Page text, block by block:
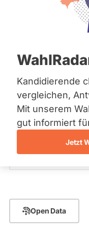
Bremen
Hamburg
Nordrhein-
Saarland
Sachsen
Sachsen-
Sachsen-
Thüringen
Archiv
Kandidierende
vergleichen,
Mit unserem
gut informiert
Jetzt
Wahlliste
- Alle -
Listenposition
SPD
Zum Profil
Open Data